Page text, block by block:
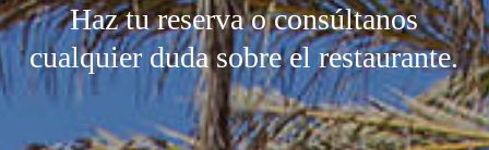
Haz tu reserva o consúltanos
cualquier duda sobre el restaurante.